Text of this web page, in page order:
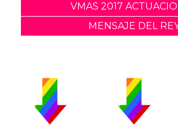
VMAS 2017
MENSAJE DEL